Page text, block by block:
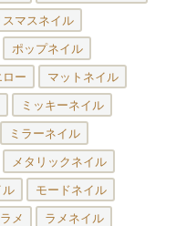
マスネイル
ポップネイル
ー マットネイル
ミッキーネイル
ミラーネイル
メタリックネイル
ル モードネイル
ラメ ラメネイル